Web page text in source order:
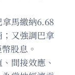
馬繳納6.68
又強調巴拿
股息。
間接效應、